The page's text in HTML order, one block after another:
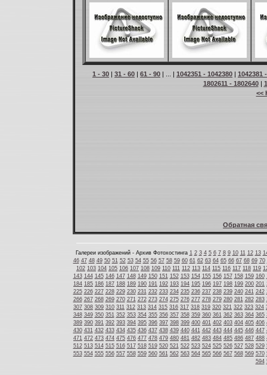
1 - 30 | 31 - 60 | 61 - 90 | ... | 1042351 - 1042380 | 1042381
1802611 - 1802640|
<<
Обратная
Галереи изображений - Архив Фотохостинга 1 2 3 4 5 6 7 8 9 10 11 12 13
46 47 48 49 50 51 52 53 54 55 56 57 58 59 60 61 62 63 64 65 66 67 68 69 70
102 103 104 105 106 107 108 109 110 111 112 113 114 115 116 117 118 119
143 144 145 146 147 148 149 150 151 152 153 154 155 156 157 158 159 160
184 185 186 187 188 189 190 191 192 193 194 195 196 197 198 199 200 201
225 226 227 228 229 230 231 232 233 234 235 236 237 238 239 240 241 242
266 267 268 269 270 271 272 273 274 275 276 277 278 279 280 281 282 283
307 308 309 310 311 312 313 314 315 316 317 318 319 320 321 322 323 324
348 349 350 351 352 353 354 355 356 357 358 359 360 361 362 363 364 365
389 390 391 392 393 394 395 396 397 398 399 400 401 402 403 404 405 406
430 431 432 433 434 435 436 437 438 439 440 441 442 443 444 445 446 447
471 472 473 474 475 476 477 478 479 480 481 482 483 484 485 486 487 488
512 513 514 515 516 517 518 519 520 521 522 523 524 525 526 527 528 529
553 554 555 556 557 558 559 560 561 562 563 564 565 566 567 568 569 570
594